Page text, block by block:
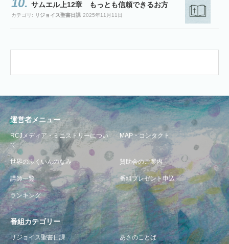
サムエル上12章 もっとも信頼できるお方
カテゴリ: リジョイス聖書日課 2025年11月11日
運営者メニュー
RCJメディア・ミニストリーについ
て
MAP・コンタクト
世界のふくいんのなみ 賛助会のご案内
講師一覧 番組プレゼント申込
ランキング
番組カテゴリー
リジョイス聖書日課 あさのことば